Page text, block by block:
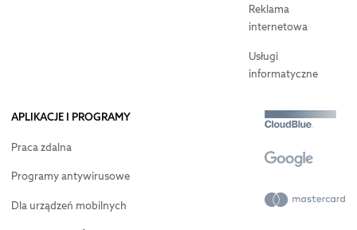
Reklama
internetowa
Usługi
informatyczne
APLIKACJE I PROGRAMY
Praca zdalna
Programy antywirusowe
Dla urządzeń mobilnych